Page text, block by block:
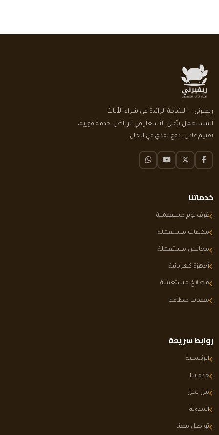
ريفيرني — الشركة الرائدة في شراء الأثاث
المستعمل بأعلى الأسعار في الرياض. خدمة فورية،
تقييم عادل، دفع نقدي في الحال.
فيسبوكتويتر X يوتيوبواتساب
خدماتنا
غرف نوم مستعملة
مكيفات مستعملة
مجالس مستعملة
أجهزة كهربائية
مطابخ مستعملة
معدات مطاعم
روابط سريعة
الرئيسية
خدماتنا
من نحن
المدونة
تواصل معنا